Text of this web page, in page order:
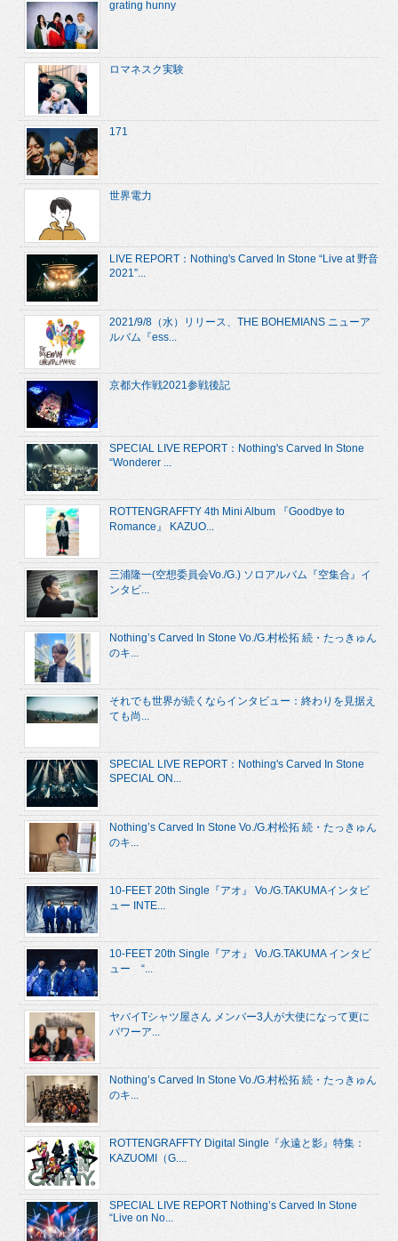
grating hunny
ロマネスク実験
171
世界電力
LIVE REPORT：Nothing's Carved In Stone “Live at 野音
2021”...
2021/9/8（水）リリース、THE BOHEMIANS ニューア
ルバム『ess...
京都大作戦2021参戦後記
SPECIAL LIVE REPORT：Nothing's Carved In Stone
“Wonderer ...
ROTTENGRAFFTY 4th Mini Album 『Goodbye to
Romance』 KAZUO...
三浦隆一(空想委員会Vo./G.) ソロアルバム『空集合』イ
ンタビ...
Nothing’s Carved In Stone Vo./G.村松拓 続・たっきゅん
のキ...
それでも世界が続くならインタビュー：終わりを見据え
ても尚...
SPECIAL LIVE REPORT：Nothing's Carved In Stone
SPECIAL ON...
Nothing’s Carved In Stone Vo./G.村松拓 続・たっきゅん
のキ...
10-FEET 20th Single『アオ』 Vo./G.TAKUMAインタビ
ュー INTE...
10-FEET 20th Single『アオ』 Vo./G.TAKUMA インタビ
ュー “...
ヤバイTシャツ屋さん メンバー3人が大使になって更に
パワーア...
Nothing’s Carved In Stone Vo./G.村松拓 続・たっきゅん
のキ...
ROTTENGRAFFTY Digital Single『永遠と影』特集：
KAZUOMI（G....
SPECIAL LIVE REPORT Nothing’s Carved In Stone
“Live on No...